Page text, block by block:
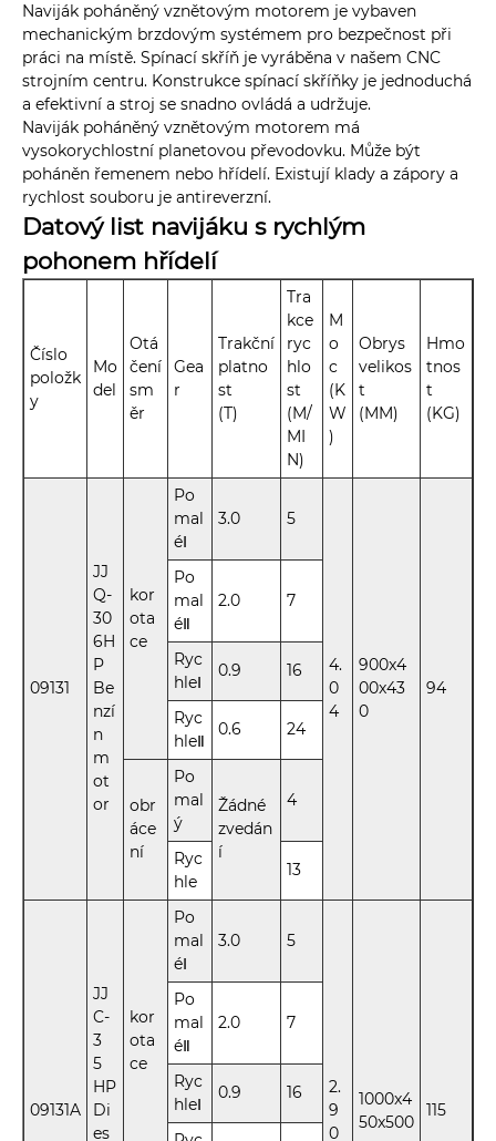
Naviják poháněný vznětovým motorem je vybaven
mechanickým brzdovým systémem pro bezpečnost při
práci na místě. Spínací skříň je vyráběna v našem CNC
strojním centru. Konstrukce spínací skříňky je jednoduchá
a efektivní a stroj se snadno ovládá a udržuje.
Naviják poháněný vznětovým motorem má
vysokorychlostní planetovou převodovku. Může být
poháněn řemenem nebo hřídelí. Existují klady a zápory a
rychlost souboru je antireverzní.
Datový list navijáku s rychlým
pohonem hřídelí
Číslo
položk
y
Mo
del
Otá
čení
sm
ěr
Gea
r
Trakční
platno
st
(T)
Tra
kce
ryc
hlo
st
(M/
MI
N)
M
o
c
(K
W
)
Obrys
velikos
t
(MM)
Hmo
tnos
t
(KG)
09131
JJ
Q-
30
6H
P
Be
nzí
n
m
ot
or
kor
ota
ce
Po
mal
éⅠ
3.0 5
4.
0
4
900x4
00x43
0
94
Po
mal
éⅡ
2.0 7
Ryc
hleⅠ
0.9 16
Ryc
hleⅡ
0.6 24
obr
áce
ní
Po
mal
ý
Žádné
zvedán
í
4
Ryc
hle
13
09131A
JJ
C-
3
5
HP
Di
es
kor
ota
ce
Po
mal
éⅠ
3.0 5
2.
9
0
1000x4
50x500
115
Po
mal
éⅡ
2.0 7
Ryc
hleⅠ
0.9 16